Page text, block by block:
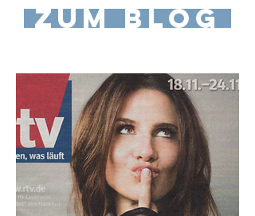
zum Blog